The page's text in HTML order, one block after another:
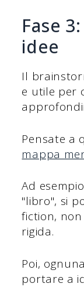
Fase
idee
Il
e utile per
Pensate a
mappa
Ad
"libro", si
fiction,
rigida.
Poi,
portare a